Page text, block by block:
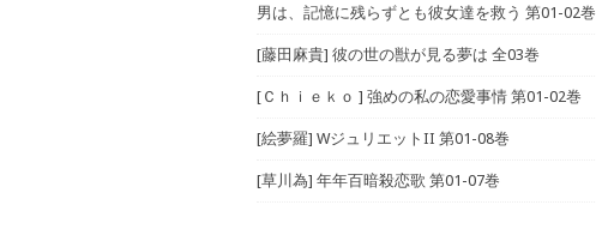
男は、記憶に残らずとも彼女達を救う 第01-02巻
[藤田麻貴] 彼の世の獣が見る夢は 全03巻
[Ｃｈｉｅｋｏ ] 強めの私の恋愛事情 第01-02巻
[絵夢羅] WジュリエットII 第01-08巻
[草川為] 年年百暗殺恋歌 第01-07巻